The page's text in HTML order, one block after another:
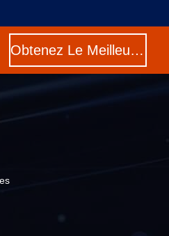
Obtenez Le Meilleur Prix